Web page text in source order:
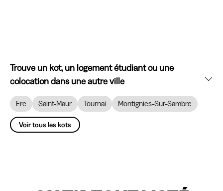
Trouve un kot, un logement étudiant ou une
colocation dans une autre ville
Ere Saint-Maur Tournai Montignies-Sur-Sambre
Voir tous les kots